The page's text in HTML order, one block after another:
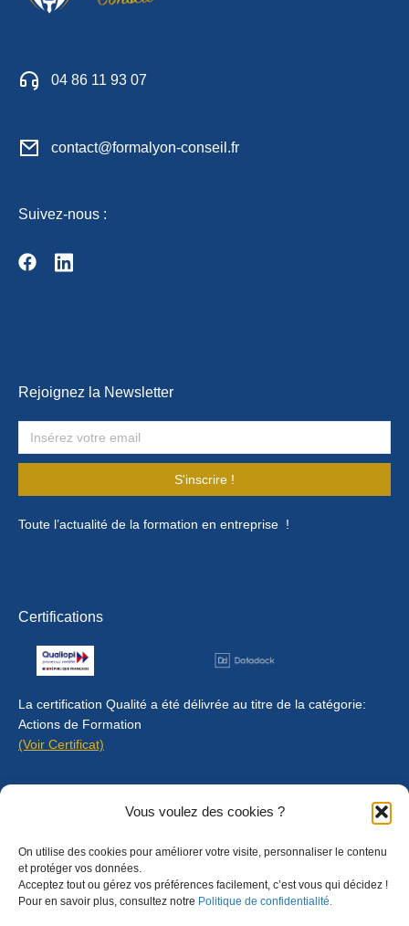
Vous voulez des cookies ?
On utilise des cookies pour améliorer votre visite, personnaliser le contenu
et protéger vos données.
Acceptez tout ou gérez vos préférences facilement, c’est vous qui décidez !
Pour en savoir plus, consultez notre Politique de confidentialité.
04 86 11 93 07
contact@formalyon-conseil.fr
Suivez-nous :
Rejoignez la Newsletter
S'inscrire !
Toute l’actualité de la formation en entreprise !
Certifications
La certification Qualité a été délivrée au titre de la catégorie:
Actions de Formation
(Voir Certificat)
Règlement intérieur
CGU